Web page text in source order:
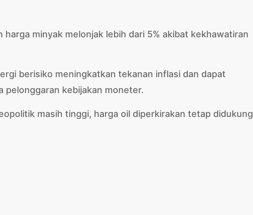
minyak melonjak lebih dari 5% akibat kekhawatiran
berisiko meningkatkan tekanan inflasi dan dapat
kebijakan moneter.
masih tinggi, harga oil diperkirakan tetap didukung